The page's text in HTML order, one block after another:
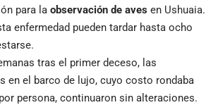
para la observación de aves en Ushuaia.
enfermedad pueden tardar hasta ocho
tras el primer deceso, las
en el barco de lujo, cuyo costo rondaba
persona, continuaron sin alteraciones.